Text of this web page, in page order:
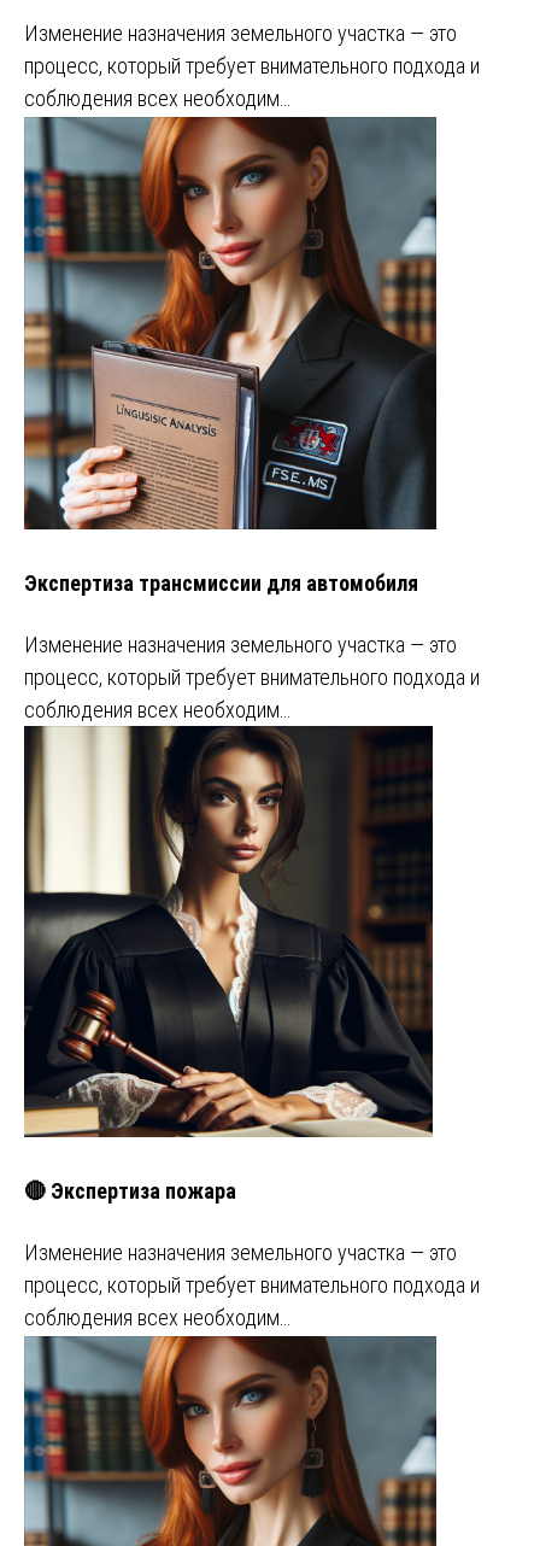
Изменение назначения земельного участка — это
процесс, который требует внимательного подхода и
соблюдения всех необходим…
Экспертиза трансмиссии для автомобиля
Изменение назначения земельного участка — это
процесс, который требует внимательного подхода и
соблюдения всех необходим…
🔴 Экспертиза пожара
Изменение назначения земельного участка — это
процесс, который требует внимательного подхода и
соблюдения всех необходим…